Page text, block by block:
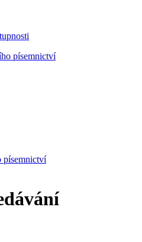
písemnictví